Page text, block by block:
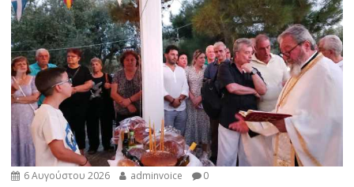
6 Αυγούστου 2026 adminvoice 0